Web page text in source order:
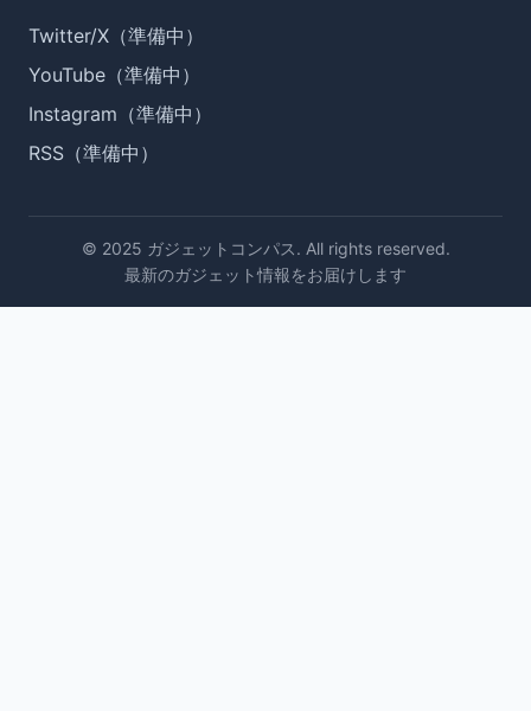
Twitter/X（準備中）
YouTube（準備中）
Instagram（準備中）
RSS（準備中）
© 2025 ガジェットコンパス. All rights reserved.
最新のガジェット情報をお届けします